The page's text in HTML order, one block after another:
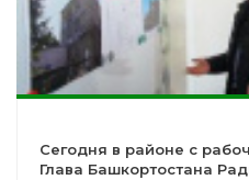
Сегодня в районе с
Глава Башкортостана